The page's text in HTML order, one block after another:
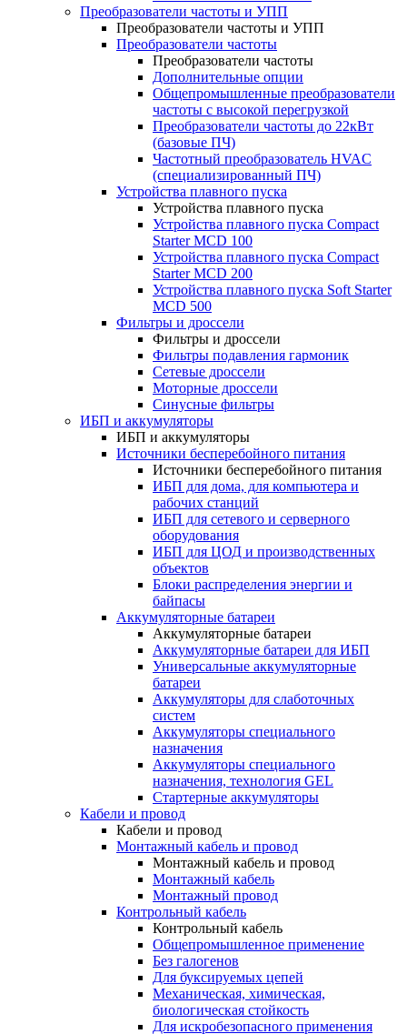
Преобразователи частоты и УПП
Преобразователи частоты и УПП
Преобразователи частоты
Преобразователи частоты
Дополнительные опции
Общепромышленные преобразователи
частоты с высокой перегрузкой
Преобразователи частоты до 22кВт
(базовые ПЧ)
Частотный преобразователь HVAC
(специализированный ПЧ)
Устройства плавного пуска
Устройства плавного пуска
Устройства плавного пуска Compact
Starter MCD 100
Устройства плавного пуска Compact
Starter MCD 200
Устройства плавного пуска Soft Starter
MCD 500
Фильтры и дроссели
Фильтры и дроссели
Фильтры подавления гармоник
Сетевые дроссели
Моторные дроссели
Синусные фильтры
ИБП и аккумуляторы
ИБП и аккумуляторы
Источники бесперебойного питания
Источники бесперебойного питания
ИБП для дома, для компьютера и
рабочих станций
ИБП для сетевого и серверного
оборудования
ИБП для ЦОД и производственных
объектов
Блоки распределения энергии и
байпасы
Аккумуляторные батареи
Аккумуляторные батареи
Аккумуляторные батареи для ИБП
Универсальные аккумуляторные
батареи
Аккумуляторы для слаботочных
систем
Аккумуляторы специального
назначения
Аккумуляторы специального
назначения, технология GEL
Стартерные аккумуляторы
Кабели и провод
Кабели и провод
Монтажный кабель и провод
Монтажный кабель и провод
Монтажный кабель
Монтажный провод
Контрольный кабель
Контрольный кабель
Общепромышленное применение
Без галогенов
Для буксируемых цепей
Механическая, химическая,
биологическая стойкость
Для искробезопасного применения